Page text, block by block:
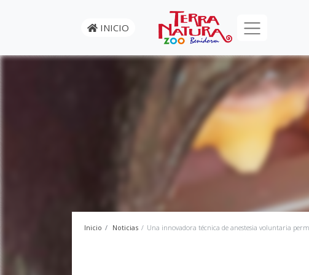
INICIO
Inicio Noticias Una innovadora técnica de anestesia voluntaria